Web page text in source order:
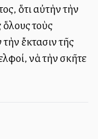
ὅτι αὐτὴν τὴν
ὅλους τοὺς
ἔκτασιν τῆς
νὰ τὴν ἀσκῆτε